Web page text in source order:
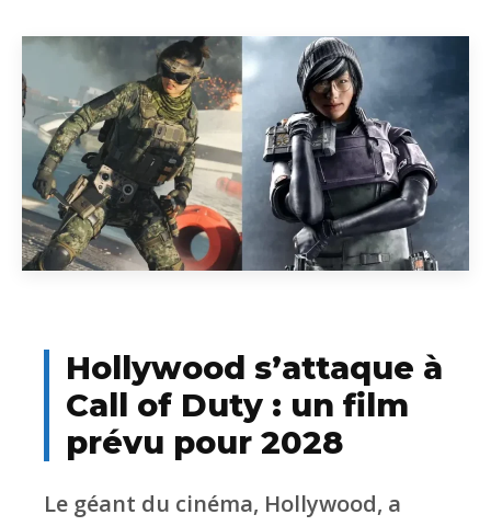
Hollywood s’attaque à
Call of Duty : un film
prévu pour 2028
Le géant du cinéma, Hollywood, a